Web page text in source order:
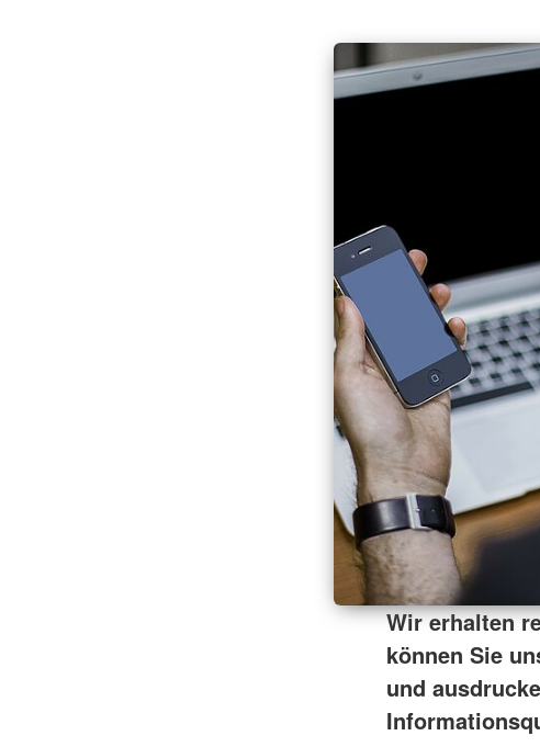
Wir erhalten
können Sie
und